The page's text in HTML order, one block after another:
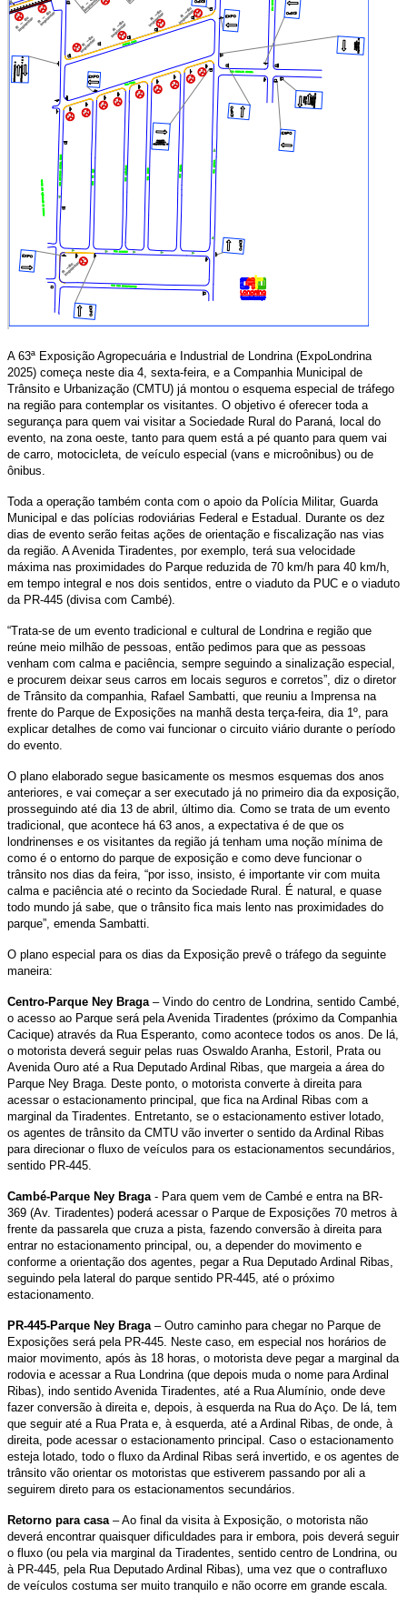
A 63ª Exposição Agropecuária e Industrial de Londrina (ExpoLondrina
2025) começa neste dia 4, sexta-feira, e a Companhia Municipal de
Trânsito e Urbanização (CMTU) já montou o esquema especial de tráfego
na região para contemplar os visitantes. O objetivo é oferecer toda a
segurança para quem vai visitar a Sociedade Rural do Paraná, local do
evento, na zona oeste, tanto para quem está a pé quanto para quem vai
de carro, motocicleta, de veículo especial (vans e microônibus) ou de
ônibus.
Toda a operação também conta com o apoio da Polícia Militar, Guarda
Municipal e das polícias rodoviárias Federal e Estadual. Durante os dez
dias de evento serão feitas ações de orientação e fiscalização nas vias
da região. A Avenida Tiradentes, por exemplo, terá sua velocidade
máxima nas proximidades do Parque reduzida de 70 km/h para 40 km/h,
em tempo integral e nos dois sentidos, entre o viaduto da PUC e o viaduto
da PR-445 (divisa com Cambé).
“Trata-se de um evento tradicional e cultural de Londrina e região que
reúne meio milhão de pessoas, então pedimos para que as pessoas
venham com calma e paciência, sempre seguindo a sinalização especial,
e procurem deixar seus carros em locais seguros e corretos”, diz o diretor
de Trânsito da companhia, Rafael Sambatti, que reuniu a Imprensa na
frente do Parque de Exposições na manhã desta terça-feira, dia 1º, para
explicar detalhes de como vai funcionar o circuito viário durante o período
do evento.
O plano elaborado segue basicamente os mesmos esquemas dos anos
anteriores, e vai começar a ser executado já no primeiro dia da exposição,
prosseguindo até dia 13 de abril, último dia. Como se trata de um evento
tradicional, que acontece há 63 anos, a expectativa é de que os
londrinenses e os visitantes da região já tenham uma noção mínima de
como é o entorno do parque de exposição e como deve funcionar o
trânsito nos dias da feira, “por isso, insisto, é importante vir com muita
calma e paciência até o recinto da Sociedade Rural. É natural, e quase
todo mundo já sabe, que o trânsito fica mais lento nas proximidades do
parque”, emenda Sambatti.
O plano especial para os dias da Exposição prevê o tráfego da seguinte
maneira:
Centro-Parque Ney Braga– Vindo do centro de Londrina, sentido Cambé,
o acesso ao Parque será pela Avenida Tiradentes (próximo da Companhia
Cacique) através da Rua Esperanto, como acontece todos os anos. De lá,
o motorista deverá seguir pelas ruas Oswaldo Aranha, Estoril, Prata ou
Avenida Ouro até a Rua Deputado Ardinal Ribas, que margeia a área do
Parque Ney Braga. Deste ponto, o motorista converte à direita para
acessar o estacionamento principal, que fica na Ardinal Ribas com a
marginal da Tiradentes. Entretanto, se o estacionamento estiver lotado,
os agentes de trânsito da CMTU vão inverter o sentido da Ardinal Ribas
para direcionar o fluxo de veículos para os estacionamentos secundários,
sentido PR-445.
Cambé-Parque Ney Braga- Para quem vem de Cambé e entra na BR-
369 (Av. Tiradentes) poderá acessar o Parque de Exposições 70 metros à
frente da passarela que cruza a pista, fazendo conversão à direita para
entrar no estacionamento principal, ou, a depender do movimento e
conforme a orientação dos agentes, pegar a Rua Deputado Ardinal Ribas,
seguindo pela lateral do parque sentido PR-445, até o próximo
estacionamento.
PR-445-Parque Ney Braga– Outro caminho para chegar no Parque de
Exposições será pela PR-445. Neste caso, em especial nos horários de
maior movimento, após às 18 horas, o motorista deve pegar a marginal da
rodovia e acessar a Rua Londrina (que depois muda o nome para Ardinal
Ribas), indo sentido Avenida Tiradentes, até a Rua Alumínio, onde deve
fazer conversão à direita e, depois, à esquerda na Rua do Aço. De lá, tem
que seguir até a Rua Prata e, à esquerda, até a Ardinal Ribas, de onde, à
direita, pode acessar o estacionamento principal. Caso o estacionamento
esteja lotado, todo o fluxo da Ardinal Ribas será invertido, e os agentes de
trânsito vão orientar os motoristas que estiverem passando por ali a
seguirem direto para os estacionamentos secundários.
Retorno para casa– Ao final da visita à Exposição, o motorista não
deverá encontrar quaisquer dificuldades para ir embora, pois deverá seguir
o fluxo (ou pela via marginal da Tiradentes, sentido centro de Londrina, ou
à PR-445, pela Rua Deputado Ardinal Ribas), uma vez que o contrafluxo
de veículos costuma ser muito tranquilo e não ocorre em grande escala.